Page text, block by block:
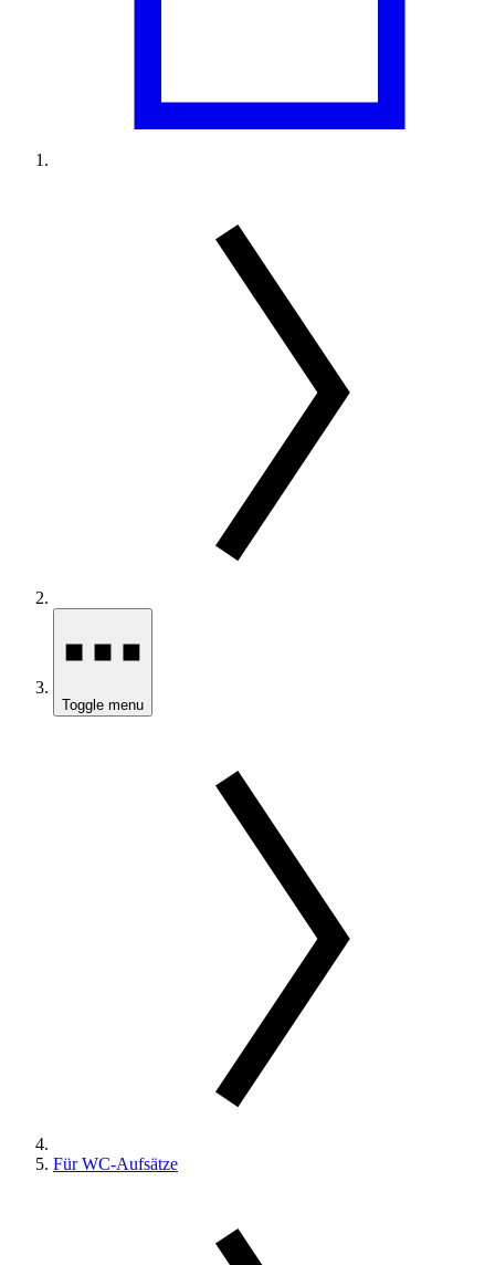
Toggle menu
Für WC-Aufsätze